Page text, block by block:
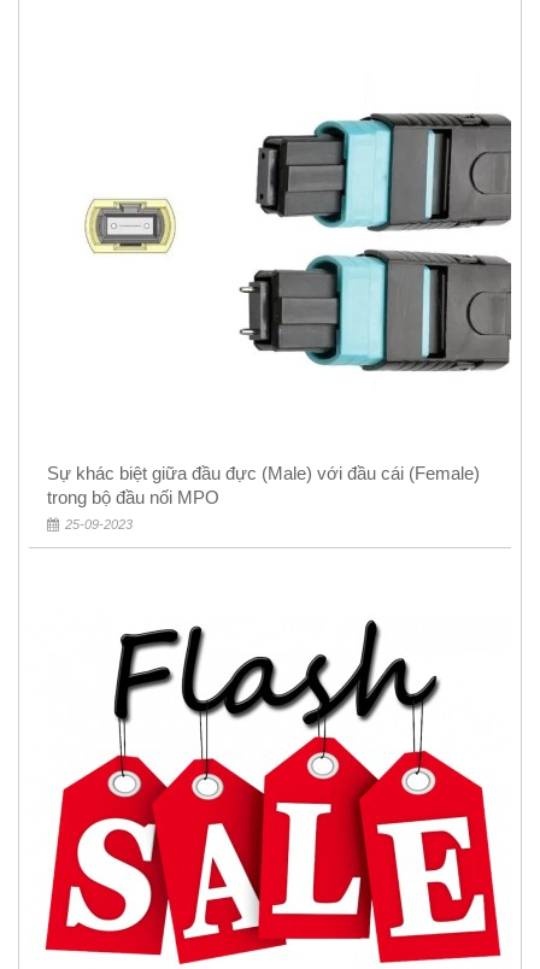
Sự khác biệt giữa đầu đực (Male) với đầu cái (Female)
trong bộ đầu nối MPO
25-09-2023